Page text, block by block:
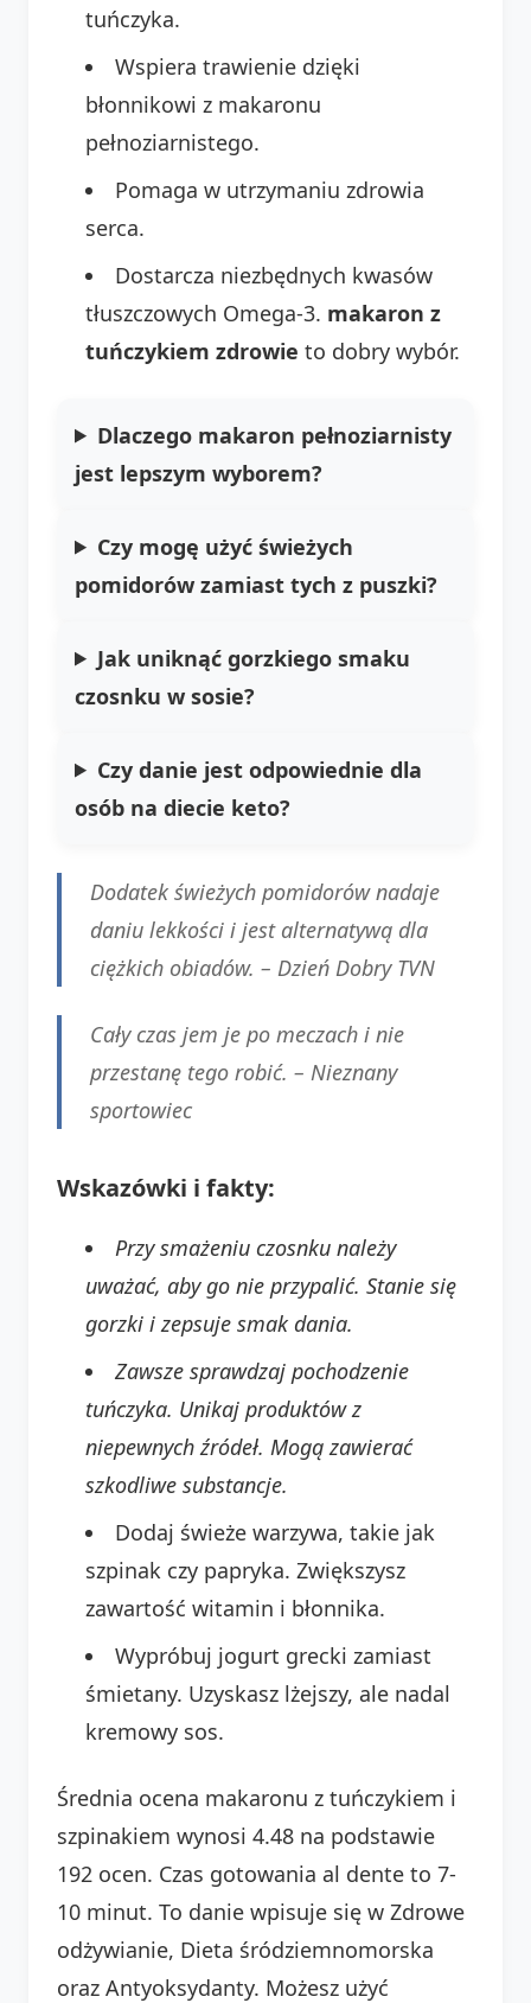
tuńczyka.
Wspiera trawienie dzięki
błonnikowi z makaronu
pełnoziarnistego.
Pomaga w utrzymaniu zdrowia
serca.
Dostarcza niezbędnych kwasów
tłuszczowych Omega-3. makaron z
tuńczykiem zdrowie to dobry wybór.
Dlaczego makaron pełnoziarnisty
jest lepszym wyborem?
Czy mogę użyć świeżych
pomidorów zamiast tych z puszki?
Jak uniknąć gorzkiego smaku
czosnku w sosie?
Czy danie jest odpowiednie dla
osób na diecie keto?
Dodatek świeżych pomidorów nadaje
daniu lekkości i jest alternatywą dla
ciężkich obiadów. – Dzień Dobry TVN
Cały czas jem je po meczach i nie
przestanę tego robić. – Nieznany
sportowiec
Wskazówki i fakty:
Przy smażeniu czosnku należy
uważać, aby go nie przypalić. Stanie się
gorzki i zepsuje smak dania.
Zawsze sprawdzaj pochodzenie
tuńczyka. Unikaj produktów z
niepewnych źródeł. Mogą zawierać
szkodliwe substancje.
Dodaj świeże warzywa, takie jak
szpinak czy papryka. Zwiększysz
zawartość witamin i błonnika.
Wypróbuj jogurt grecki zamiast
śmietany. Uzyskasz lżejszy, ale nadal
kremowy sos.
Średnia ocena makaronu z tuńczykiem i
szpinakiem wynosi 4.48 na podstawie
192 ocen. Czas gotowania al dente to 7-
10 minut. To danie wpisuje się w Zdrowe
odżywianie, Dieta śródziemnomorska
oraz Antyoksydanty. Możesz użyć